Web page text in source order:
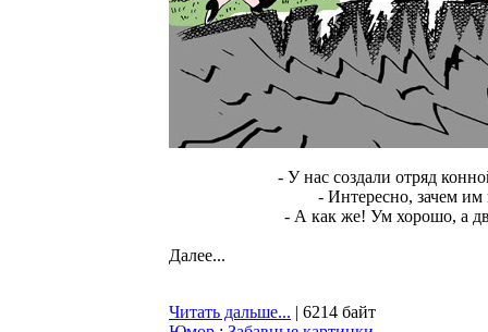
- У нас создали отряд
- Интересно, зачем им
- А как же! Ум хорошо, а
Далее...
Читать дальше... | 6214 байт